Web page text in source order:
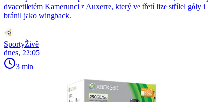
dvacetiletém Kamerunci z Auxerre, který ve třetí lize střílel góly i
bránil jako wingback.
SportyŽivě
dnes, 22:05
3 min